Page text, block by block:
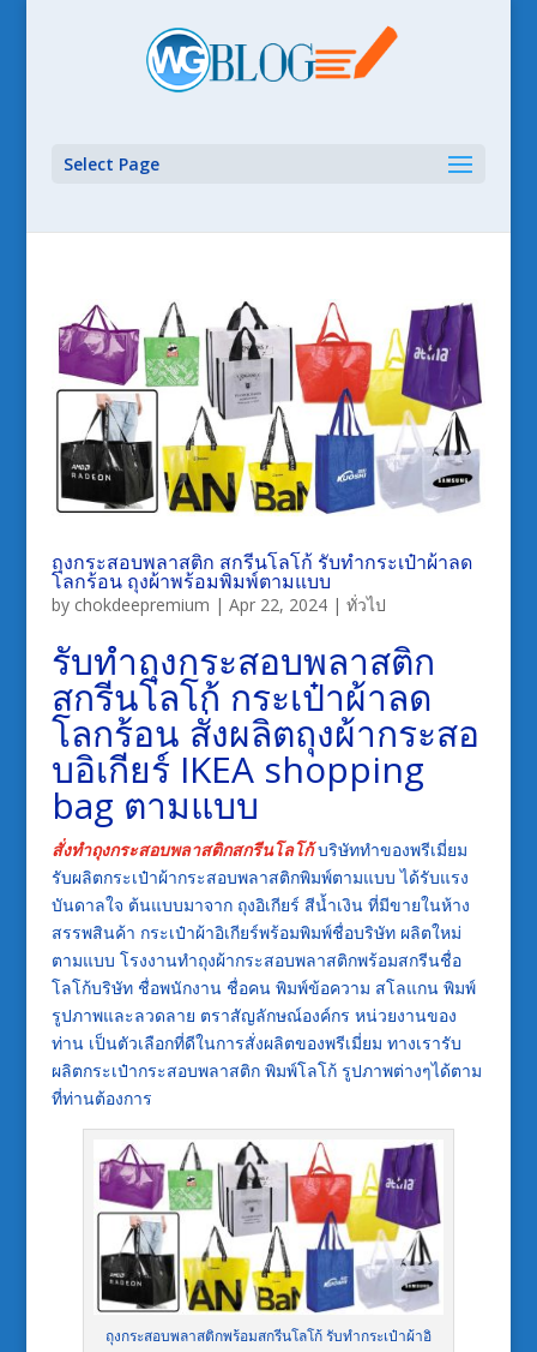
Select Page
ถุงกระสอบพลาสติก สกรีนโลโก้ รับทำกระเป๋าผ้าลด
โลกร้อน ถุงผ้าพร้อมพิมพ์ตามแบบ
by chokdeepremium | Apr 22, 2024| ทั่วไป
รับทำถุงกระสอบพลาสติก
สกรีนโลโก้ กระเป๋าผ้าลด
โลกร้อน สั่งผลิตถุงผ้ากระสอ
บอิเกียร์ IKEA shopping
bag ตามแบบ
สั่งทำถุงกระสอบพลาสติกสกรีนโลโก้บริษัททำของพรีเมี่ยม
รับผลิตกระเป๋าผ้ากระสอบพลาสติกพิมพ์ตามแบบ ได้รับแรง
บันดาลใจ ต้นแบบมาจาก ถุงอิเกียร์ สีน้ำเงิน ที่มีขายในห้าง
สรรพสินค้า กระเป๋าผ้าอิเกียร์พร้อมพิมพ์ชื่อบริษัท ผลิตใหม่
ตามแบบ โรงงานทำถุงผ้ากระสอบพลาสติกพร้อมสกรีนชื่อ
โลโก้บริษัท ชื่อพนักงาน ชื่อคน พิมพ์ข้อความ สโลแกน พิมพ์
รูปภาพและลวดลาย ตราสัญลักษณ์องค์กร หน่วยงานของ
ท่าน เป็นตัวเลือกที่ดีในการสั่งผลิตของพรีเมี่ยม ทางเรารับ
ผลิตกระเป๋ากระสอบพลาสติก พิมพ์โลโก้ รูปภาพต่างๆได้ตาม
ที่ท่านต้องการ
ถุงกระสอบพลาสติกพร้อมสกรีนโลโก้ รับทำกระเป๋าผ้าอิ